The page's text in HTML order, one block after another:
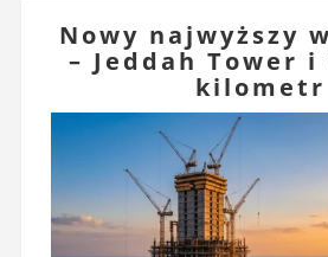
Nowy najwyższy
– Jeddah Tower i
kilometr